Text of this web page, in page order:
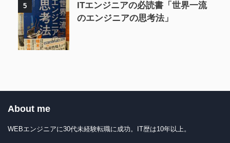
5
ITエンジニアの必読書「世界一流
のエンジニアの思考法」
About me
WEBエンジニアに30代未経験転職に成功。IT歴は10年以上。